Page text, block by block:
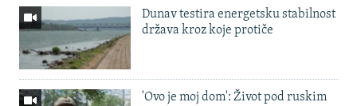
Dunav testira energetsku stabilnost
država kroz koje protiče
'Ovo je moj dom': Život pod ruskim